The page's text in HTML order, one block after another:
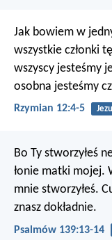
Jak bowiem w
wszystkie członki
wszyscy jesteśmy
osobna jesteśmy
Rzymian 12:4-5
Bo Ty stworzyłeś
łonie matki mojej.
mnie stworzyłeś.
znasz dokładnie.
Psalmów 139:13-14